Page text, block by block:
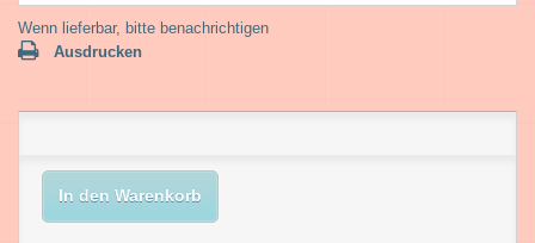
Wenn lieferbar, bitte benachrichtigen
Ausdrucken
In den Warenkorb